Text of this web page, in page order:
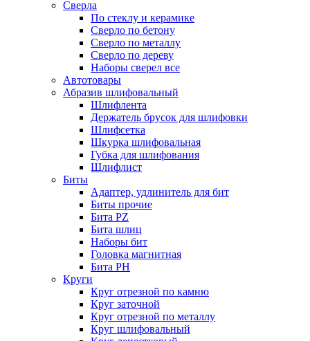
Сверла
По стеклу и керамике
Сверло по бетону
Сверло по металлу
Сверло по дереву
Наборы сверел все
Автотовары
Абразив шлифовальный
Шлифлента
Держатель брусок для шлифовки
Шлифсетка
Шкурка шлифовальная
Губка для шлифования
Шлифлист
Биты
Адаптер, удлинитель для бит
Биты прочие
Бита PZ
Бита шлиц
Наборы бит
Головка магнитная
Бита PH
Круги
Круг отрезной по камню
Круг заточной
Круг отрезной по металлу
Круг шлифовальный